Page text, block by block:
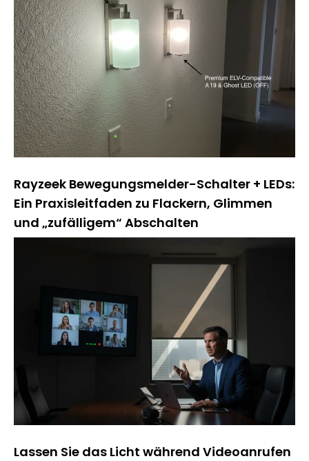
Rayzeek Bewegungsmelder-Schalter + LEDs:
Ein Praxisleitfaden zu Flackern, Glimmen
und „zufälligem“ Abschalten
Lassen Sie das Licht während Videoanrufen